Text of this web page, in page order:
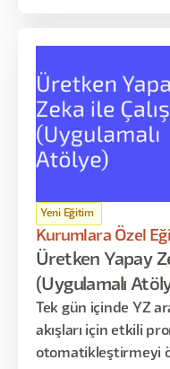
Yeni Eğitim
Kurumlara Özel
Üretken Yapay
(Uygulamalı
Tek gün içinde YZ
akışları için etkili
otomatikleştirmeyi